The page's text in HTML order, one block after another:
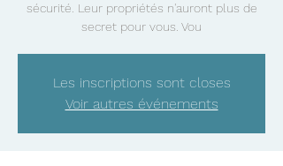
sécurité. Leur propriétés n'auront plus de
secret pour vous. Vou
Les inscriptions sont closes
Voir autres événements